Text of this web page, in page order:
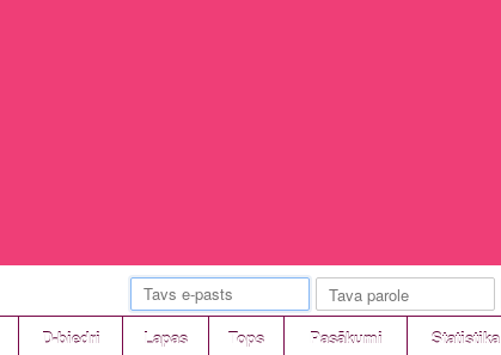
D-biedri Lapas Tops Pasākumi Statistika